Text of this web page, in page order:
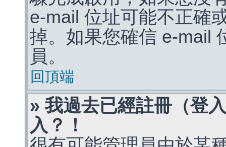
e-mail 位址可能不正確
掉。如果您確信 e-mail
員。
回頂端
» 我過去已經註冊（登
入？！